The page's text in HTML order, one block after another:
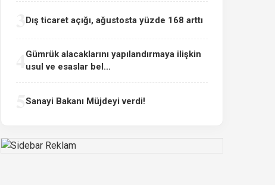
Dış ticaret açığı, ağustosta yüzde 168 arttı
Gümrük alacaklarını yapılandırmaya ilişkin
usul ve esaslar bel...
Sanayi Bakanı Müjdeyi verdi!